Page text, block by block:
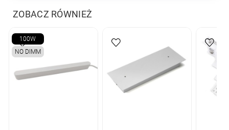
ZOBACZ RÓWNIEŻ
100W
NO DIMM